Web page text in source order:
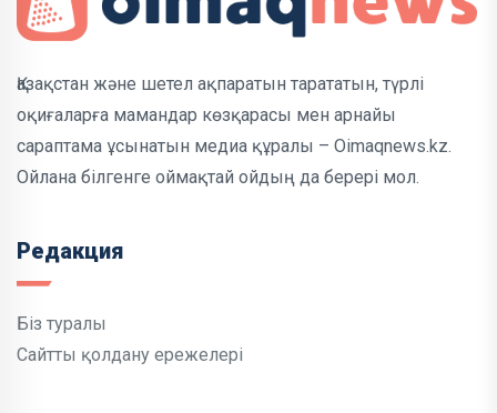
Қазақстан және шетел ақпаратын тарататын, түрлі
оқиғаларға мамандар көзқарасы мен арнайы
сараптама ұсынатын медиа құралы – Oimaqnews.kz.
Ойлана білгенге оймақтай ойдың да берері мол.
Редакция
Біз туралы
Сайтты қолдану ережелері